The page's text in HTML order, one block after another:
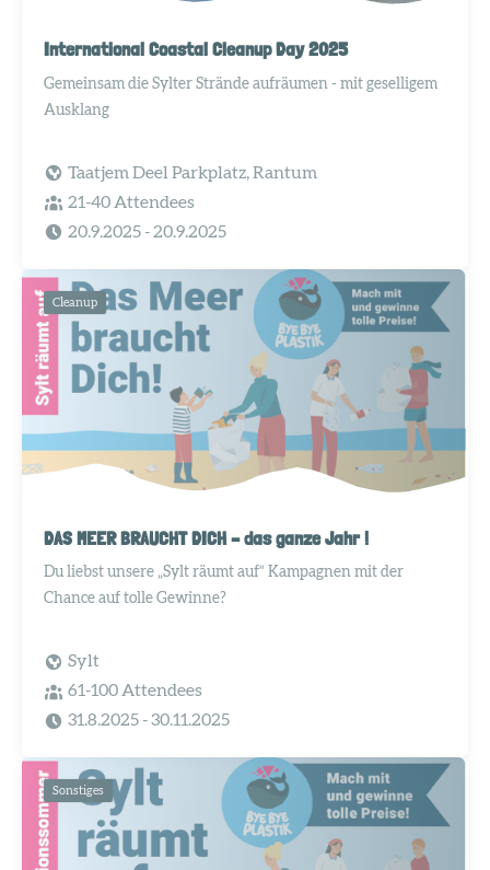
International Coastal Cleanup Day 2025
Gemeinsam die Sylter Strände aufräumen - mit geselligem
Ausklang
Taatjem Deel Parkplatz, Rantum
21-40 Attendees
20.9.2025- 20.9.2025
Cleanup
DAS MEER BRAUCHT DICH – das ganze Jahr !
Du liebst unsere „Sylt räumt auf“ Kampagnen mit der
Chance auf tolle Gewinne?
Sylt
61-100 Attendees
31.8.2025- 30.11.2025
Sonstiges